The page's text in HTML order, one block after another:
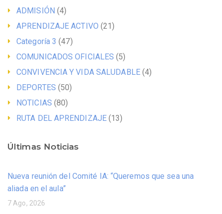
ADMISIÓN (4)
APRENDIZAJE ACTIVO (21)
Categoría 3 (47)
COMUNICADOS OFICIALES (5)
CONVIVENCIA Y VIDA SALUDABLE(4)
DEPORTES (50)
NOTICIAS (80)
RUTA DEL APRENDIZAJE (13)
Últimas Noticias
Nueva reunión del Comité IA: “Queremos que sea una
aliada en el aula”
7 Ago, 2026